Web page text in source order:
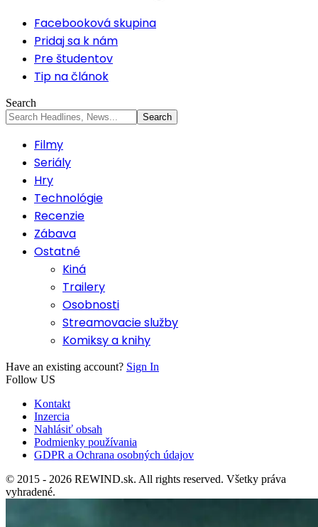
Facebooková skupina
Pridaj sa k nám
Pre študentov
Tip na článok
Search
Filmy
Seriály
Hry
Technológie
Recenzie
Zábava
Ostatné
Kiná
Trailery
Osobnosti
Streamovacie služby
Komiksy a knihy
Have an existing account? Sign In
Follow US
Kontakt
Inzercia
Nahlásiť obsah
Podmienky používania
GDPR a Ochrana osobných údajov
© 2015 - 2026 REWIND.sk. All rights reserved. Všetky práva
vyhradené.